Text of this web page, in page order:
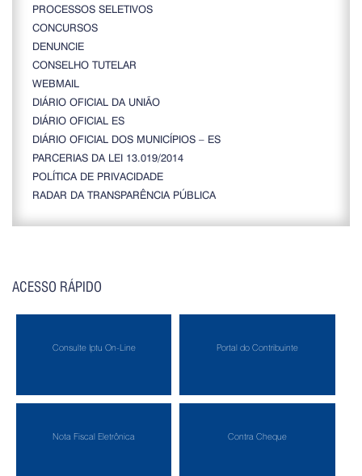
PROCESSOS SELETIVOS
CONCURSOS
DENUNCIE
CONSELHO TUTELAR
WEBMAIL
DIÁRIO OFICIAL DA UNIÃO
DIÁRIO OFICIAL ES
DIÁRIO OFICIAL DOS MUNICÍPIOS – ES
PARCERIAS DA LEI 13.019/2014
POLÍTICA DE PRIVACIDADE
RADAR DA TRANSPARÊNCIA PÚBLICA
ACESSO RÁPIDO
Consulte Iptu On-Line Portal do Contribuinte
Nota Fiscal Eletrônica Contra Cheque